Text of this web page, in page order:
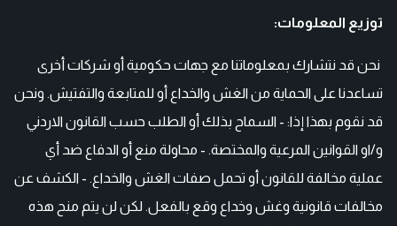
توزيع المعلومات:
نحن قد نتشارك بمعلوماتنا مع جهات حكومية أو شركات أخرى
تساعدنا على الحماية من الغش والخداع أو للمتابعة والتفتيش. ونحن
قد نقوم بهذا إذا: - السماح بذلك أو الطلب حسب القانون الاردني
و/او القوانين المرعية والمختصة. - محاولة منع أو الدفاع ضد أي
عملية مخالفة للقانون أو تحمل صفات الغش والخداع. - الكشف عن
مخالفات قانونية وغش وخداع وقع بالفعل. لكن لن يتم منح هذه